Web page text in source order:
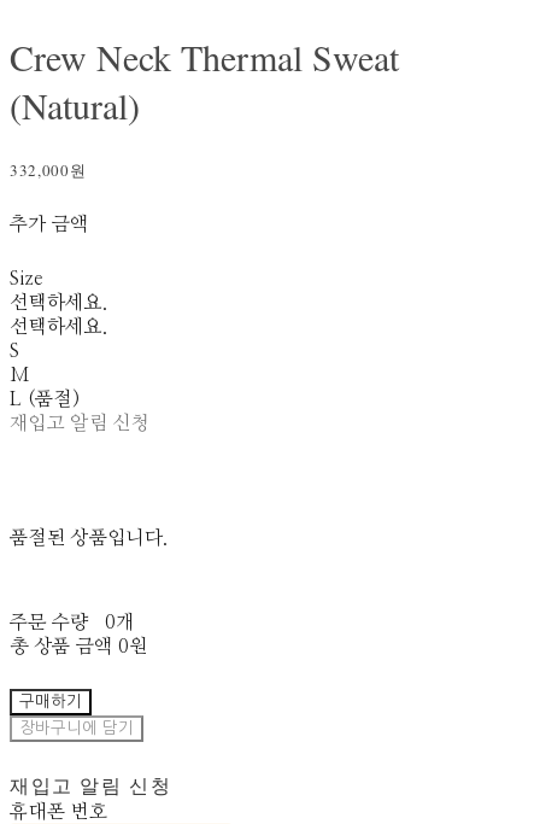
Crew Neck Thermal Sweat
(Natural)
332,000원
추가 금액
Size
선택하세요.
선택하세요.
S
M
L (품절)
재입고 알림 신청
품절된 상품입니다.
주문 수량
0개
총 상품 금액 0원
구매하기
장바구니에 담기
재입고 알림 신청
휴대폰 번호